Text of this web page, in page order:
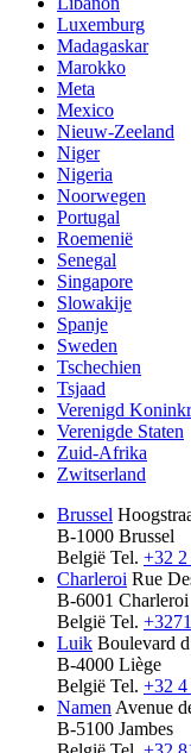
Luxemburg
Madagaskar
Marokko
Meta
Mexico
Nieuw-Zeeland
Niger
Nigeria
Noorwegen
Portugal
Roemenië
Senegal
Singapore
Slowakije
Spanje
Sweden
Tschechien
Tsjaad
Verenigd
Verenigde Staten
Zuid-Afrika
Zwitserland
Brussel
B-1000 Brussel
België Tel. +32 2
Charleroi Rue
B-6001 Charleroi
België Tel.
Luik Boulevard
B-4000 Liège
België Tel. +32 4
Namen Avenue
B-5100 Jambes